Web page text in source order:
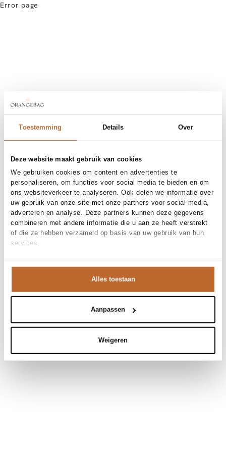
Toestemming Details Over
Deze website maakt gebruik van cookies
We gebruiken cookies om content en advertenties te
personaliseren, om functies voor social media te bieden en om
ons websiteverkeer te analyseren. Ook delen we informatie over
uw gebruik van onze site met onze partners voor social media,
adverteren en analyse. Deze partners kunnen deze gegevens
combineren met andere informatie die u aan ze heeft verstrekt
of die ze hebben verzameld op basis van uw gebruik van hun
services.
Alles toestaan
Aanpassen
Weigeren
Error page